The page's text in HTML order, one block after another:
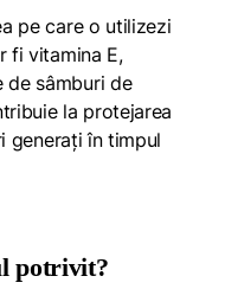
pe care o utilizezi
fi vitamina E,
de sâmburi de
la protejarea
generați în timpul
potrivit?